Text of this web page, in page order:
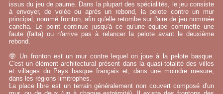
issus du jeu de paume. Dans la plupart des spécialités, le jeu consiste
à envoyer, de volée ou après un rebond, la pelote contre un mur
principal, nommé fronton, afin qu'elle retombe sur l'aire de jeu nommée
cancha. Le point continue jusqu'à ce qu'une équipe commette une
faute (falta) ou n'arrive pas à relancer la pelote avant le deuxième
rebond.
🤓 Un fronton est un mur contre lequel on joue à la pelote basque.
C'est un élément architectural présent dans la quasi-totalité des villes
et villages du Pays basque français et, dans une moindre mesure,
dans les régions limitrophes.
La place libre est un terrain généralement non couvert composé d'un